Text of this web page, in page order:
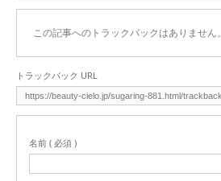
この記事へのトラックバックはありません。
トラックバック URL
名前 ( 必須 )